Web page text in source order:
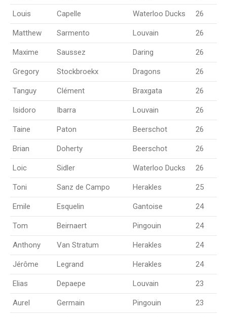
Louis Capelle Waterloo Ducks 26
Matthew Sarmento Louvain 26
Maxime Saussez Daring 26
Gregory Stockbroekx Dragons 26
Tanguy Clément Braxgata 26
Isidoro Ibarra Louvain 26
Taine Paton Beerschot 26
Brian Doherty Beerschot 26
Loic Sidler Waterloo Ducks 26
Toni Sanz de Campo Herakles 25
Emile Esquelin Gantoise 24
Tom Beirnaert Pingouin 24
Anthony Van Stratum Herakles 24
Jérôme Legrand Herakles 24
Elias Depaepe Louvain 23
Aurel Germain Pingouin 23